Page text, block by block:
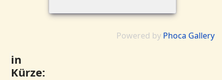
Powered by Phoca Gallery
in
Kürze: